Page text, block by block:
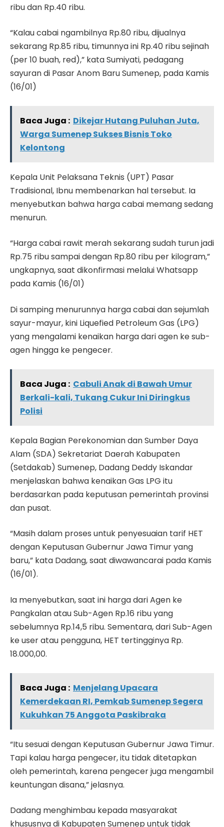
ribu dan Rp.40 ribu.
“Kalau cabai ngambilnya Rp.80 ribu, dijualnya
sekarang Rp.85 ribu, timunnya ini Rp.40 ribu sejinah
(per 10 buah, red),” kata Sumiyati, pedagang
sayuran di Pasar Anom Baru Sumenep, pada Kamis
(16/01)
Baca Juga : Dikejar Hutang Puluhan Juta,
Warga Sumenep Sukses Bisnis Toko
Kelontong
Kepala Unit Pelaksana Teknis (UPT) Pasar
Tradisional, Ibnu membenarkan hal tersebut. Ia
menyebutkan bahwa harga cabai memang sedang
menurun.
“Harga cabai rawit merah sekarang sudah turun jadi
Rp.75 ribu sampai dengan Rp.80 ribu per kilogram,”
ungkapnya, saat dikonfirmasi melalui Whatsapp
pada Kamis (16/01)
Di samping menurunnya harga cabai dan sejumlah
sayur-mayur, kini Liquefied Petroleum Gas (LPG)
yang mengalami kenaikan harga dari agen ke sub-
agen hingga ke pengecer.
Baca Juga : Cabuli Anak di Bawah Umur
Berkali-kali, Tukang Cukur Ini Diringkus
Polisi
Kepala Bagian Perekonomian dan Sumber Daya
Alam (SDA) Sekretariat Daerah Kabupaten
(Setdakab) Sumenep, Dadang Deddy Iskandar
menjelaskan bahwa kenaikan Gas LPG itu
berdasarkan pada keputusan pemerintah provinsi
dan pusat.
“Masih dalam proses untuk penyesuaian tarif HET
dengan Keputusan Gubernur Jawa Timur yang
baru,” kata Dadang, saat diwawancarai pada Kamis
(16/01).
Ia menyebutkan, saat ini harga dari Agen ke
Pangkalan atau Sub-Agen Rp.16 ribu yang
sebelumnya Rp.14,5 ribu. Sementara, dari Sub-Agen
ke user atau pengguna, HET tertingginya Rp.
18.000,00.
Baca Juga : Menjelang Upacara
Kemerdekaan RI, Pemkab Sumenep Segera
Kukuhkan 75 Anggota Paskibraka
“Itu sesuai dengan Keputusan Gubernur Jawa Timur.
Tapi kalau harga pengecer, itu tidak ditetapkan
oleh pemerintah, karena pengecer juga mengambil
keuntungan disana,” jelasnya.
Dadang menghimbau kepada masyarakat
khususnya di Kabupaten Sumenep untuk tidak